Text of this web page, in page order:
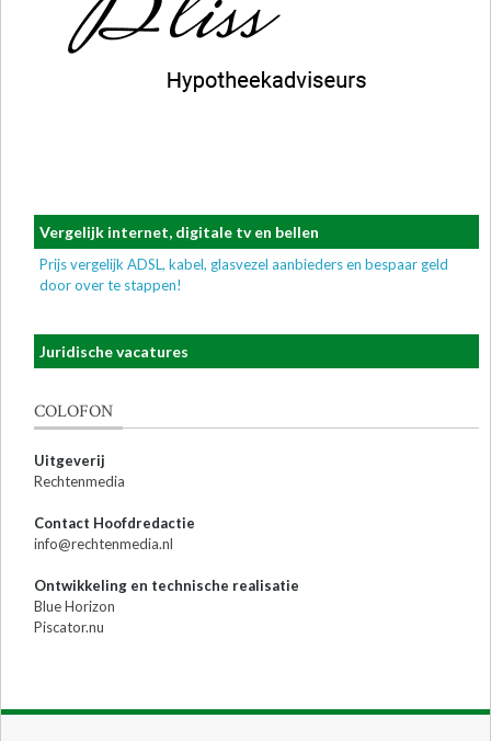
Vergelijk internet, digitale tv en bellen
Prijs vergelijk ADSL, kabel, glasvezel aanbieders en bespaar geld
door over te stappen!
Juridische vacatures
COLOFON
Uitgeverij
Rechtenmedia
Contact Hoofdredactie
info@rechtenmedia.nl
Ontwikkeling en technische realisatie
Blue Horizon
Piscator.nu